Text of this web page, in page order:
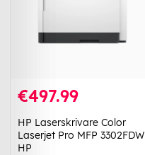
€497.99
HP Laserskrivare Color
Laserjet Pro MFP 3302FDW
HP